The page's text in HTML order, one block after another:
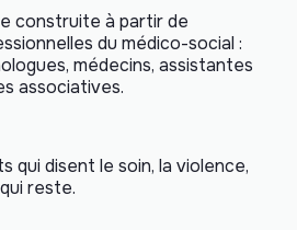
construite à partir de
du médico-social :
médecins, assistantes
associatives.
qui disent le soin, la violence,
reste.